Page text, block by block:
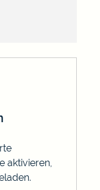
aktivieren,